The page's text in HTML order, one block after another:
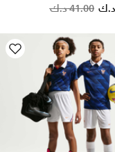
41.00 د.ك